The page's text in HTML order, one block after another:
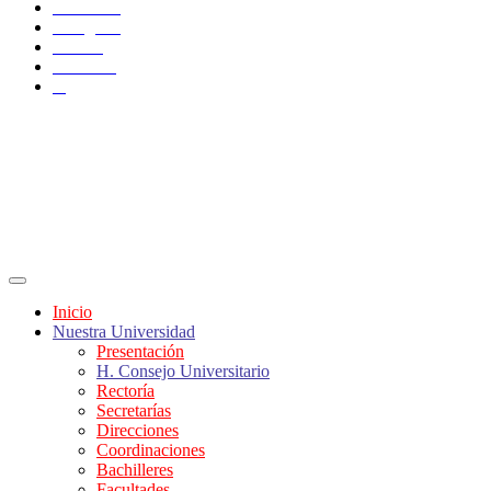
Inicio
Nuestra Universidad
Presentación
H. Consejo Universitario
Rectoría
Secretarías
Direcciones
Coordinaciones
Bachilleres